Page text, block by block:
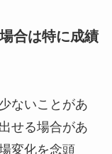
合は特に成績
ないことがあ
せる場合があ
変化を念頭